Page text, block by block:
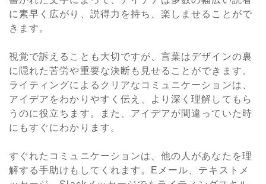
に素早く広がり、説得力を持ち、楽しませることがで
きます。
視覚で訴えることも大切ですが、言葉はデザインの裏
に隠れた苦労や重要な決断も見せることができます。
ライティングによるクリアなコミュニケーションは、
アイデアをわかりやすく伝え、より深く理解してもら
うのに役立ちます。また、アイデアが間違っていた時
にもすぐにわかります。
すぐれたコミュニケーションは、他の人があなたを理
解する手助けもしてくれます。Eメール、テキストメ